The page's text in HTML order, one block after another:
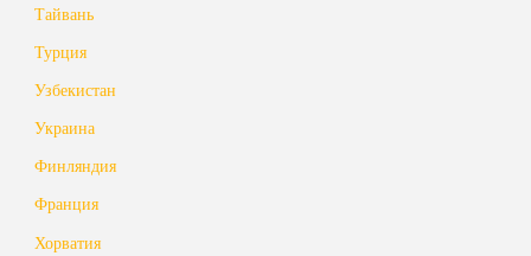
Тайвань
Турция
Узбекистан
Украина
Финляндия
Франция
Хорватия